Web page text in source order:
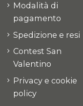
Modalità di
pagamento
Spedizione e resi
Contest San
Valentino
Privacy e cookie
policy